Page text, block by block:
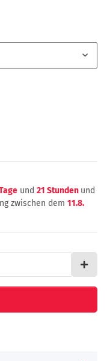
und 21 Stunden und
zwischen dem 11.8.